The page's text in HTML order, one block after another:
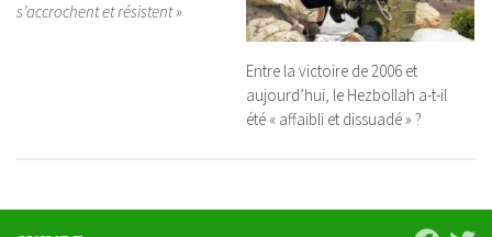
s’accrochent et résistent »
Entre la victoire de 2006 et
aujourd’hui, le Hezbollah a-t-il
été « affaibli et dissuadé » ?